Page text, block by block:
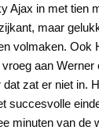
Ajax in met tien
maar
volmaken. Ook
aan
zat er niet in.
succesvolle
minuten van de